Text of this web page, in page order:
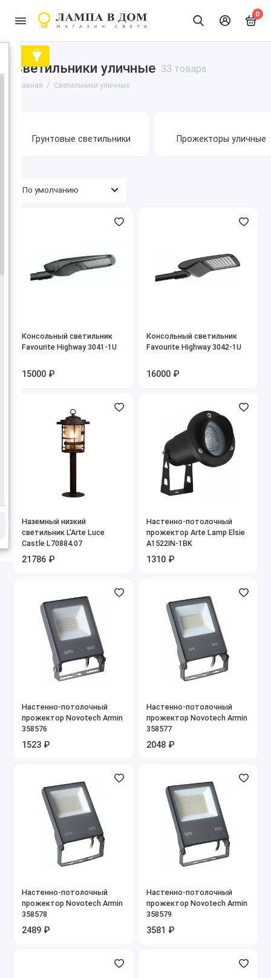
0
Светильники уличные 33 товара
Главная Светильники уличные
Грунтовые светильники Прожекторы уличные
Консольный светильник
Favourite Highway 3041-1U
15000 ₽
Консольный светильник
Favourite Highway 3042-1U
16000 ₽
Наземный низкий
светильник L'Arte Luce
Castle L70884.07
21786 ₽
Настенно-потолочный
прожектор Arte Lamp Elsie
A1522IN-1BK
1310 ₽
Настенно-потолочный
прожектор Novotech Armin
358576
1523 ₽
Настенно-потолочный
прожектор Novotech Armin
358577
2048 ₽
Настенно-потолочный
прожектор Novotech Armin
358578
2489 ₽
Настенно-потолочный
прожектор Novotech Armin
358579
3581 ₽